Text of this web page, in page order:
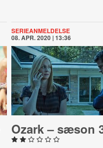
SERIEANMELDELSE
08. APR. 2020 | 13:36
Ozark – sæson